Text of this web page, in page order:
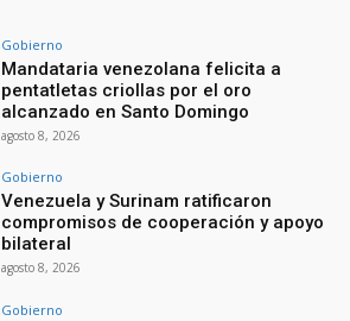
Gobierno
Mandataria venezolana felicita a
pentatletas criollas por el oro
alcanzado en Santo Domingo
agosto 8, 2026
Gobierno
Venezuela y Surinam ratificaron
compromisos de cooperación y apoyo
bilateral
agosto 8, 2026
Gobierno